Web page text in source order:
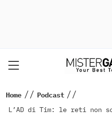
Home // Podcast //
L’AD di Tim: le reti non